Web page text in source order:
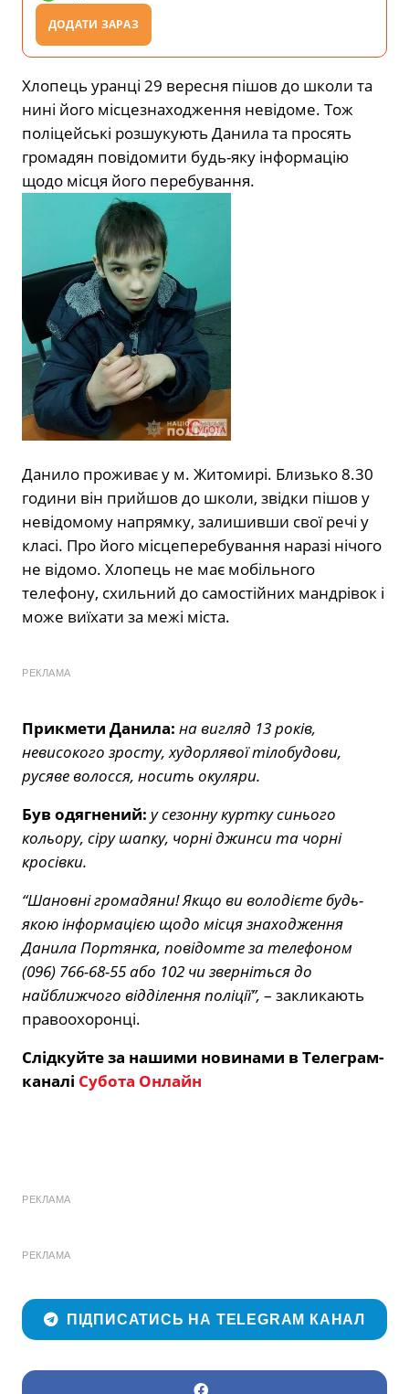
ДОДАТИ ЗАРАЗ
Хлопець уранці 29 вересня пішов до школи та
нині його місцезнаходження невідоме. Тож
поліцейські розшукують Данила та просять
громадян повідомити будь-яку інформацію
щодо місця його перебування.
Данило проживає у м. Житомирі. Близько 8.30
години він прийшов до школи, звідки пішов у
невідомому напрямку, залишивши свої речі у
класі. Про його місцеперебування наразі нічого
не відомо. Хлопець не має мобільного
телефону, схильний до самостійних мандрівок і
може виїхати за межі міста.
РЕКЛАМА
Прикмети Данила: на вигляд 13 років,
невисокого зросту, худорлявої тілобудови,
русяве волосся, носить окуляри.
Був одягнений: у сезонну куртку синього
кольору, сіру шапку, чорні джинси та чорні
кросівки.
“Шановні громадяни! Якщо ви володієте будь-
якою інформацією щодо місця знаходження
Данила Портянка, повідомте за телефоном
(096) 766-68-55 або 102 чи зверніться до
найближчого відділення поліції”, – закликають
правоохоронці.
Слідкуйте за нашими новинами в Телеграм-
каналі Субота Онлайн
РЕКЛАМА
РЕКЛАМА
ПІДПИСАТИСЬ НА TELEGRAM КАНАЛ